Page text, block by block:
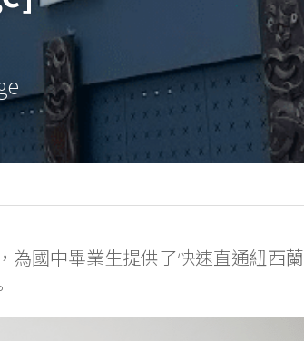
為國中畢業生提供了快速直通紐西蘭